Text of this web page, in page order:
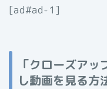
[ad#ad-1]
「クローズア
し動画を見る方